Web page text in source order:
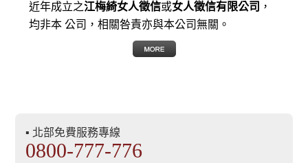
近年成立之江梅綺女人徵信或女人徵信有限公司 ，
均非本 公司，相關咎責亦與本公司無關。
▪ 北部免費服務專線
0800-777-776